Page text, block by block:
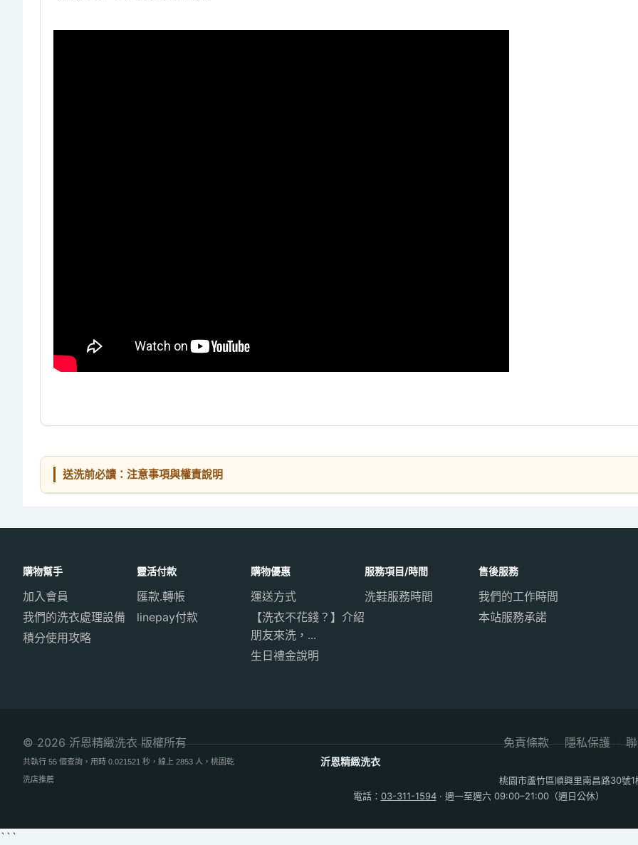
送洗前必讀：注意事項與權責說明
購物幫手
加入會員
我們的洗衣處理設備
積分使用攻略
靈活付款
匯款.轉帳
linepay付款
購物優惠
運送方式
【洗衣不花錢？】介紹
朋友來洗，...
生日禮金說明
服務項目/時間
洗鞋服務時間
售後服務
我們的工作時間
本站服務承諾
免責條款 隱私保護
© 2026 沂恩精緻洗衣 版權所有
共執行 55 個查詢，用時 0.021521 秒，線上 2853 人，桃園乾
洗店推薦
沂恩精緻洗衣
桃園市蘆竹區順興里南昌路30號1
電話： 03-311-1594· 週一至週六 09:00–21:00（週日公休）
```